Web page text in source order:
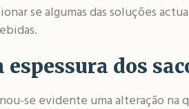
se algumas das soluções
espessura dos
se evidente uma alteração